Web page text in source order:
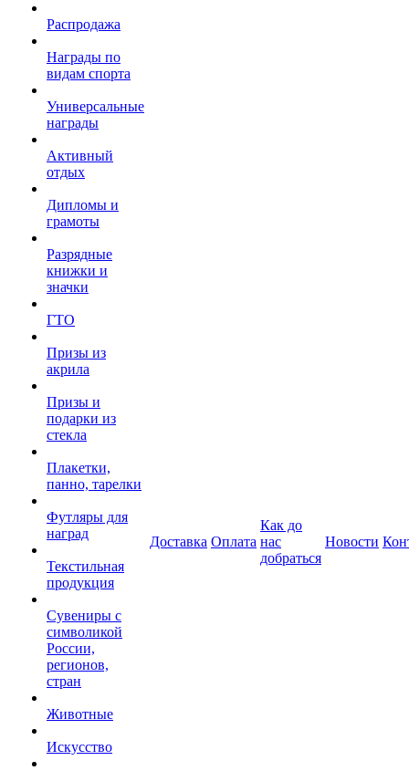
Распродажа
Награды по
видам спорта
Универсальные
награды
Активный
отдых
Дипломы и
грамоты
Разрядные
книжки и
значки
ГТО
Призы из
акрила
Призы и
подарки из
стекла
Плакетки,
панно, тарелки
Футляры для
наград
Текстильная
продукция
Сувениры с
символикой
России,
регионов,
стран
Животные
Искусство
Доставка Оплата
Как до
нас
добраться
Новости